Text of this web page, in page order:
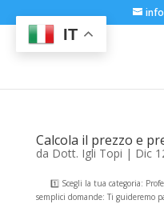
Calcola il prezzo e
da Dott. Igli Topi | Dic
1️⃣ Scegli la tua categoria:
semplici domande: Ti guideremo
IT